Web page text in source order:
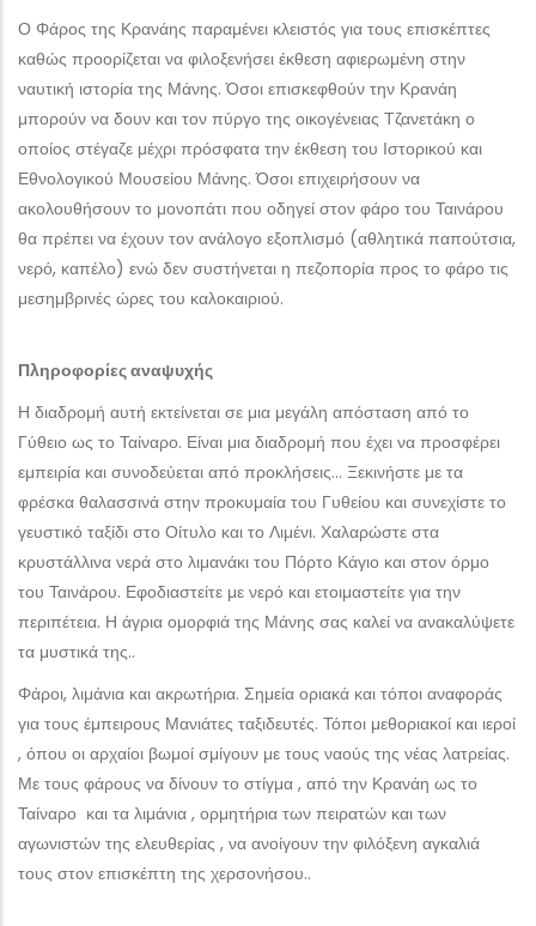
Ο Φάρος της Κρανάης παραμένει κλειστός για τους επισκέπτες
καθώς προορίζεται να φιλοξενήσει έκθεση αφιερωμένη στην
ναυτική ιστορία της Μάνης. Όσοι επισκεφθούν την Κρανάη
μπορούν να δουν και τον πύργο της οικογένειας Τζανετάκη ο
οποίος στέγαζε μέχρι πρόσφατα την έκθεση του Ιστορικού και
Εθνολογικού Μουσείου Μάνης. Όσοι επιχειρήσουν να
ακολουθήσουν το μονοπάτι που οδηγεί στον φάρο του Ταινάρου
θα πρέπει να έχουν τον ανάλογο εξοπλισμό (αθλητικά παπούτσια,
νερό, καπέλο) ενώ δεν συστήνεται η πεζοπορία προς το φάρο τις
μεσημβρινές ώρες του καλοκαιριού.
Πληροφορίες αναψυχής
Η διαδρομή αυτή εκτείνεται σε μια μεγάλη απόσταση από το
Γύθειο ως το Ταίναρο. Είναι μια διαδρομή που έχει να προσφέρει
εμπειρία και συνοδεύεται από προκλήσεις… Ξεκινήστε με τα
φρέσκα θαλασσινά στην προκυμαία του Γυθείου και συνεχίστε το
γευστικό ταξίδι στο Οίτυλο και το Λιμένι. Χαλαρώστε στα
κρυστάλλινα νερά στο λιμανάκι του Πόρτο Κάγιο και στον όρμο
του Ταινάρου. Εφοδιαστείτε με νερό και ετοιμαστείτε για την
περιπέτεια. Η άγρια ομορφιά της Μάνης σας καλεί να ανακαλύψετε
τα μυστικά της..
Φάροι, λιμάνια και ακρωτήρια. Σημεία οριακά και τόποι αναφοράς
για τους έμπειρους Μανιάτες ταξιδευτές. Τόποι μεθοριακοί και ιεροί
, όπου οι αρχαίοι βωμοί σμίγουν με τους ναούς της νέας λατρείας.
Με τους φάρους να δίνουν το στίγμα , από την Κρανάη ως το
Ταίναρο και τα λιμάνια , ορμητήρια των πειρατών και των
αγωνιστών της ελευθερίας , να ανοίγουν την φιλόξενη αγκαλιά
τους στον επισκέπτη της χερσονήσου..